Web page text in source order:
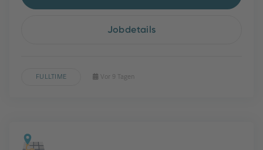
Jobdetails
FULLTIME Vor 9 Tagen